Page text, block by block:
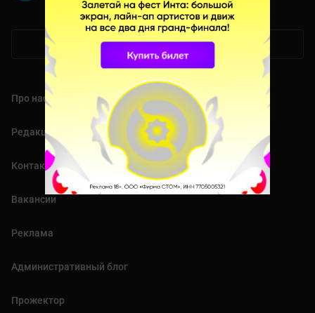
Мобильная версия
Про нас
Редакция
Контакты
Вакансии
Реклама
Административный блог
Прожектор